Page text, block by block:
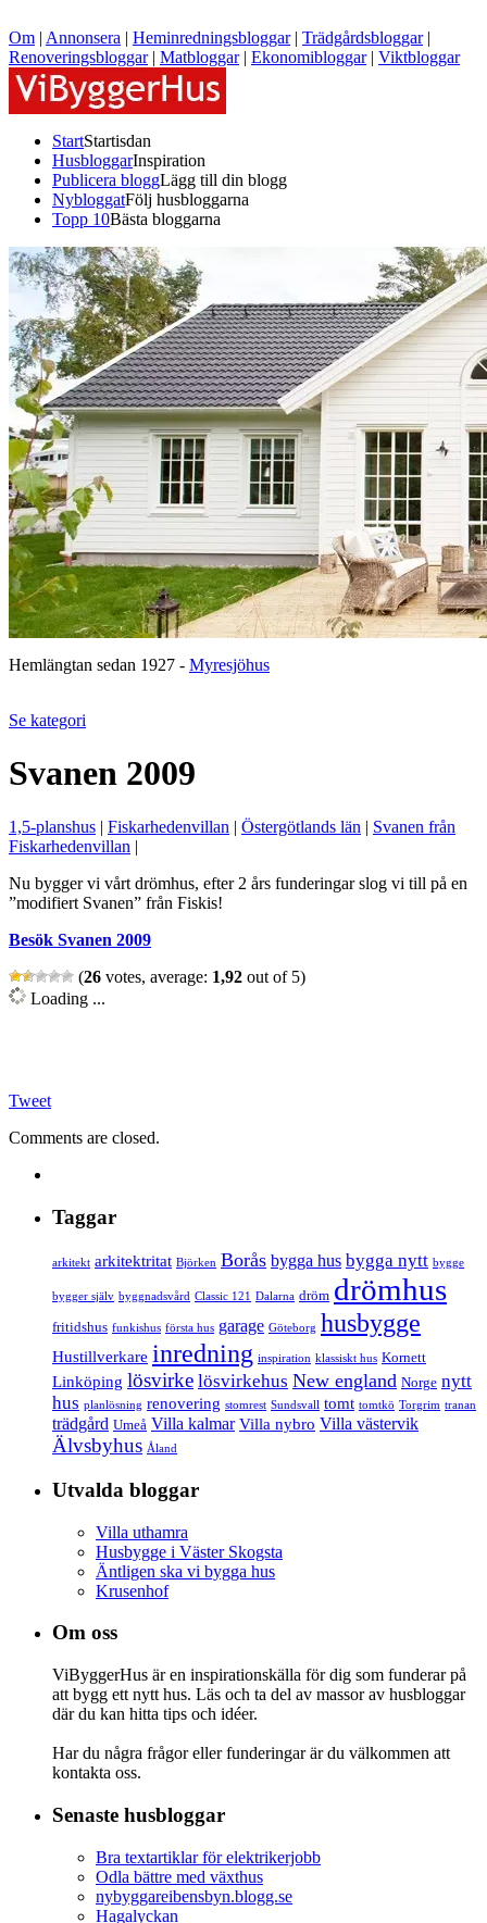
Om | Annonsera | Heminredningsbloggar| Trädgårdsbloggar|
Renoveringsbloggar| Matbloggar| Ekonomibloggar| Viktbloggar
StartStartisdan
HusbloggarInspiration
Publicera bloggLägg till din blogg
NybloggatFölj husbloggarna
Topp 10Bästa bloggarna
Hemlängtan sedan 1927 - Myresjöhus
Se kategori
Svanen 2009
1,5-planshus | Fiskarhedenvillan | Östergötlands län | Svanen från
Fiskarhedenvillan |
Nu bygger vi vårt drömhus, efter 2 års funderingar slog vi till på en
”modifiert Svanen” från Fiskis!
Besök Svanen 2009
(26 votes, average: 1,92 out of 5)
Loading ...
Tweet
Comments are closed.
Taggar
arkitekt arkitektritat Björken Borås bygga hus bygga nytt bygge
bygger själv byggnadsvård Classic 121 Dalarna dröm drömhus
fritidshus funkishus första hus garage Göteborg husbygge
Hustillverkare inredning inspiration klassiskt hus Kornett
Linköping lösvirke lösvirkehus New england Norge nytt
hus planlösning renovering stomrest Sundsvall tomt tomtkö Torgrim tranan
trädgård Umeå Villa kalmar Villa nybro Villa västervik
Älvsbyhus Åland
Utvalda bloggar
Villa uthamra
Husbygge i Väster Skogsta
Äntligen ska vi bygga hus
Krusenhof
Om oss
ViByggerHus är en inspirationskälla för dig som funderar på
att bygg ett nytt hus. Läs och ta del av massor av husbloggar
där du kan hitta tips och idéer.
Har du några frågor eller funderingar är du välkommen att
kontakta oss.
Senaste husbloggar
Bra textartiklar för elektrikerjobb
Odla bättre med växthus
nybyggareibensbyn.blogg.se
Hagalyckan